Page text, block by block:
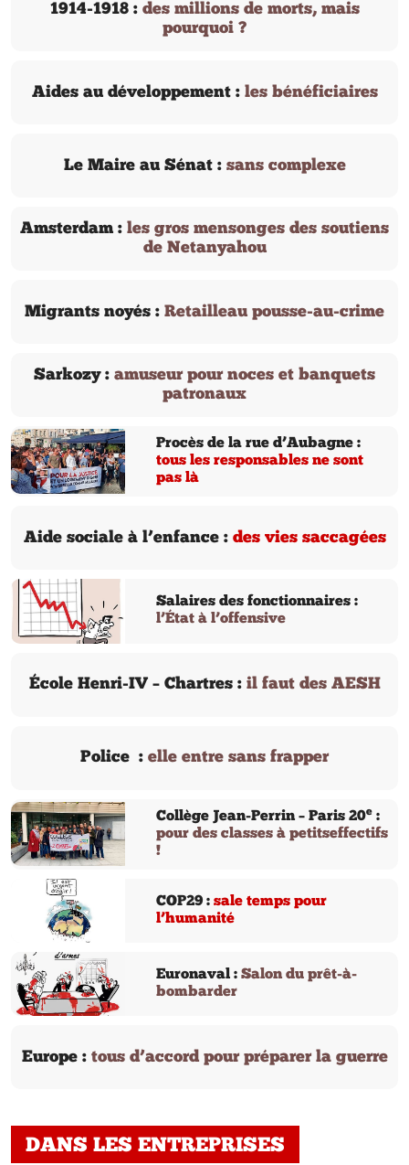
1914-1918 : des millions de morts, mais
pourquoi ?
Aides au développement : les bénéficiaires
Le Maire au Sénat : sans complexe
Amsterdam : les gros mensonges des soutiens
de Netanyahou
Migrants noyés : Retailleau pousse-au-crime
Sarkozy : amuseur pour noces et banquets
patronaux
Procès de la rue d’Aubagne :
tous les responsables ne sont
pas là
Aide sociale à l’enfance : des vies saccagées
Salaires des fonctionnaires :
l’État à l’offensive
École Henri-IV – Chartres : il faut des AESH
Police : elle entre sans frapper
Collège Jean-Perrin – Paris 20e :
pour des classes à petitseffectifs
!
COP29 : sale temps pour
l’humanité
Euronaval : Salon du prêt-à-
bombarder
Europe : tous d’accord pour préparer la guerre
DANS LES ENTREPRISES